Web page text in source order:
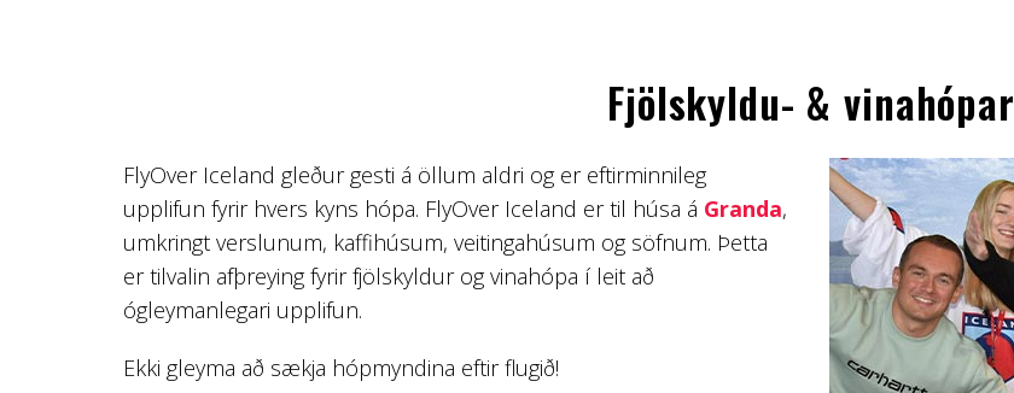
Fjölskyldu- & vinahópar
FlyOver Iceland gleður gesti á öllum aldri og er eftirminnileg
upplifun fyrir hvers kyns hópa. FlyOver Iceland er til húsa á Granda,
umkringt verslunum, kaffihúsum, veitingahúsum og söfnum. Þetta
er tilvalin afþreying fyrir fjölskyldur og vinahópa í leit að
ógleymanlegari upplifun.
Ekki gleyma að sækja hópmyndina eftir flugið!